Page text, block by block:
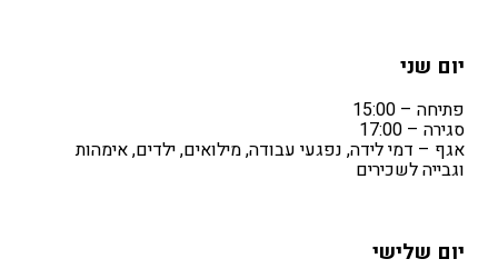
יום שני
פתיחה – 15:00
סגירה – 17:00
אגף – דמי לידה, נפגעי עבודה, מילואים, ילדים, אימהות
וגבייה לשכירים
יום שלישי